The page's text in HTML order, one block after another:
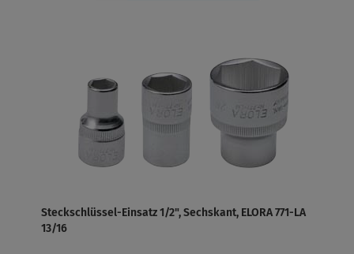
Steckschlüssel-Einsatz 1/2", Sechskant, ELORA 771-LA
13/16